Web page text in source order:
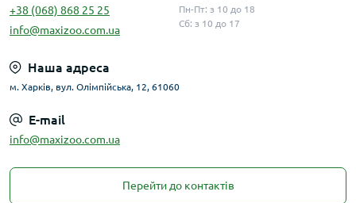
+38 (068) 868 25 25
info@maxizoo.com.ua
Пн-Пт: з 10 до 18
Сб: з 10 до 17
Наша адреса
м. Харків, вул. Олімпійська, 12, 61060
E-mail
info@maxizoo.com.ua
Перейти до контактів